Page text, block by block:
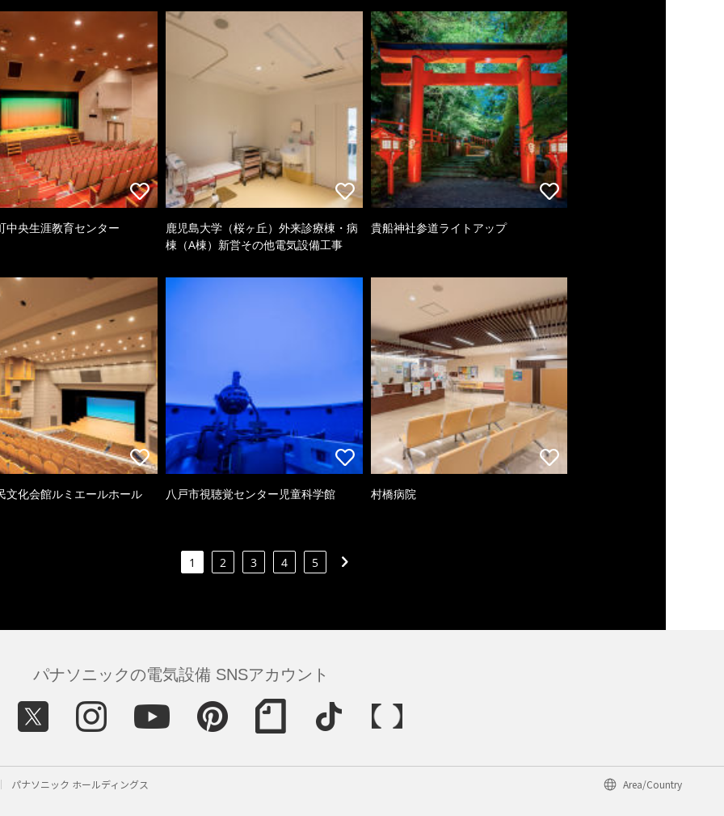
中央生涯教育センター
鹿児島大学（桜ヶ丘）外来診療棟・病
棟（A棟）新営その他電気設備工事
貴船神社参道ライトアップ
文化会館ルミエールホール 八戸市視聴覚センター児童科学館 村橋病院
1 2 3 4 5
パナソニックの電気設備 SNSアカウント
パナソニック ホールディングス Area/Country